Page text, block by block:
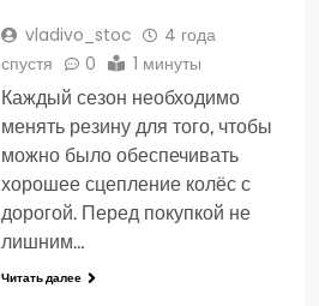
vladivo_stoc
4 года
спустя
0 1 минуты
Каждый сезон необходимо
менять резину для того, чтобы
можно было обеспечивать
хорошее сцепление колёс с
дорогой. Перед покупкой не
лишним…
Читать далее